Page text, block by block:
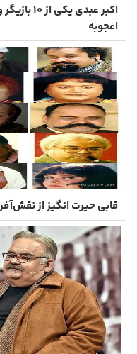
اکبر
اعجوبه‌
قابی حیرت‌ انگیز از